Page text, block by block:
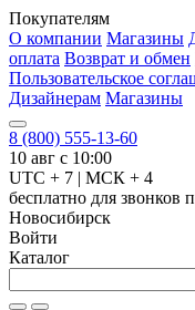
Покупателям
О компании Магазины
оплата Возврат и обмен
Пользовательское
Дизайнерам Магазины
8 (800) 555-13-60
10 авг с 10:00
UTC + 7 | МСК + 4
бесплатно для звонков
Новосибирск
Войти
Каталог